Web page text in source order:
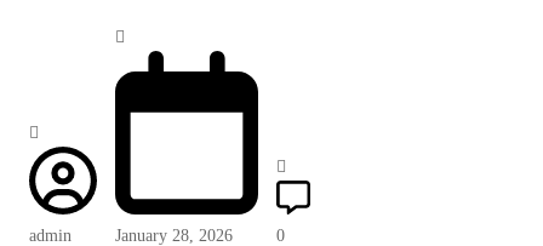
admin January 28, 2026 0